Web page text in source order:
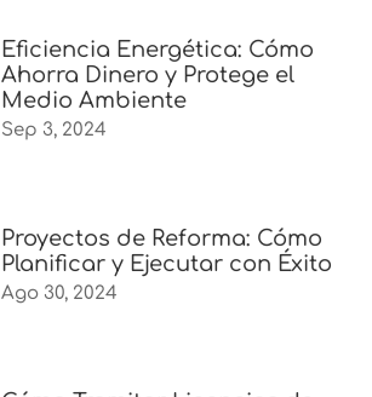
Eficiencia Energética: Cómo
Ahorra Dinero y Protege el
Medio Ambiente
Sep 3, 2024
Proyectos de Reforma: Cómo
Planificar y Ejecutar con Éxito
Ago 30, 2024